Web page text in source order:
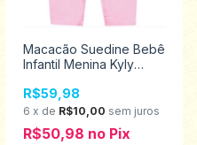
Macacão Suedine Bebê
Infantil Menina Kyly
207307
R$59,98
6 x de R$10,00 sem juros
R$50,98 no Pix